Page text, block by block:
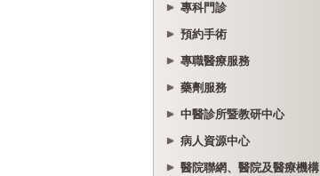
專科門診
預約手術
專職醫療服務
藥劑服務
中醫診所暨教研中心
病人資源中心
醫院聯網、醫院及醫療機構